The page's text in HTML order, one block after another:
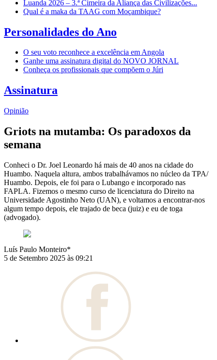
Luanda 2026 – 3.ª Cimeira da Aliança das Civilizações...
Qual é a maka da TAAG com Moçambique?
Personalidades do Ano
O seu voto reconhece a excelência em Angola
Ganhe uma assinatura digital do NOVO JORNAL
Conheça os profissionais que compõem o Júri
Assinatura
Opinião
Griots na mutamba: Os paradoxos da
semana
Conheci o Dr. Joel Leonardo há mais de 40 anos na cidade do
Huambo. Naquela altura, ambos trabalhávamos no núcleo da TPA/
Huambo. Depois, ele foi para o Lubango e incorporado nas
FAPLA. Fizemos o mesmo curso de licenciatura do Direito na
Universidade Agostinho Neto (UAN), e voltamos a encontrar-nos
algum tempo depois, ele trajado de beca (juiz) e eu de toga
(advogado).
Luís Paulo Monteiro*
5 de Setembro 2025 às 09:21